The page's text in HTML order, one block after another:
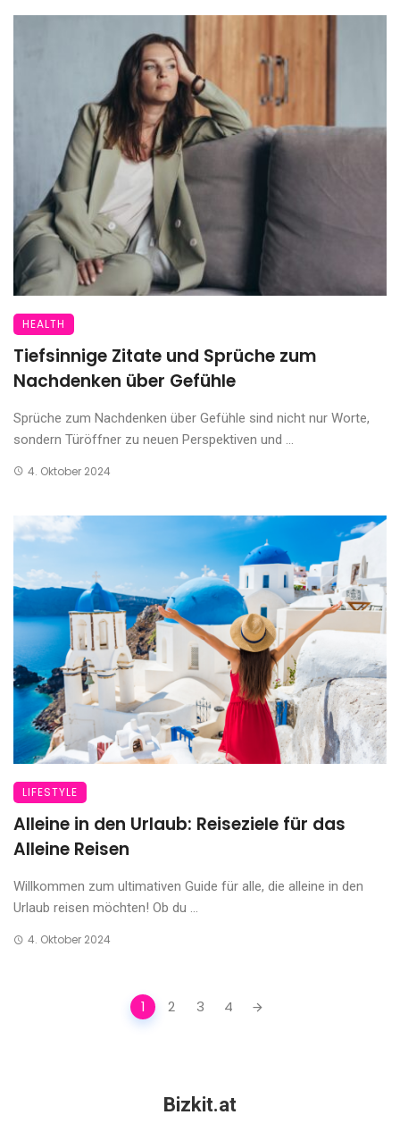
HEALTH
Tiefsinnige Zitate und Sprüche zum
Nachdenken über Gefühle
Sprüche zum Nachdenken über Gefühle sind nicht nur Worte,
sondern Türöffner zu neuen Perspektiven und ...
4. Oktober 2024
LIFESTYLE
Alleine in den Urlaub: Reiseziele für das
Alleine Reisen
Willkommen zum ultimativen Guide für alle, die alleine in den
Urlaub reisen möchten! Ob du ...
4. Oktober 2024
1 2 3 4
Bizkit.at